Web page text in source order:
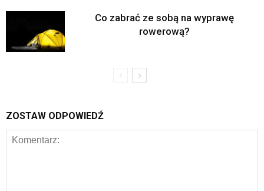
Co zabrać ze sobą na wyprawę
rowerową?
ZOSTAW ODPOWIEDŹ